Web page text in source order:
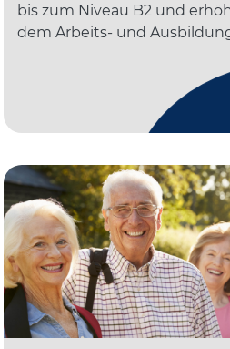
bis zum Niveau B2 und
dem Arbeits- und